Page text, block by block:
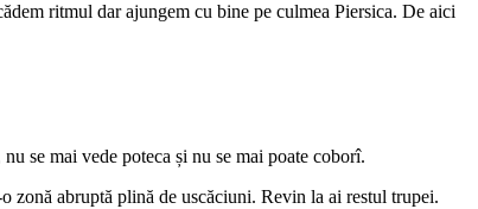
ritmul dar ajungem cu bine pe culmea Piersica. De aici
se mai vede poteca și nu se mai poate coborî.
zonă abruptă plină de uscăciuni. Revin la ai restul trupei.